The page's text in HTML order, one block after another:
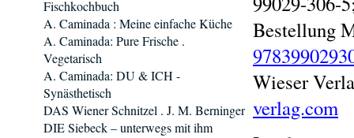
Bestellung
Wieser
verlag.com
Fischkochbuch
A. Caminada : Meine einfache Küche
A. Caminada: Pure Frische .
Vegetarisch
A. Caminada: DU & ICH -
Synästhetisch
DAS Wiener Schnitzel . J. M. Berninger
DIE Siebeck – unterwegs mit ihm